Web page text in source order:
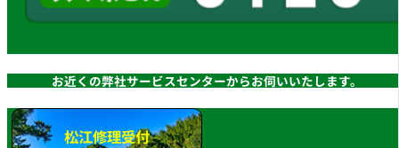
お近くの弊社サービスセンターからお伺いいたします。
松江修理受付